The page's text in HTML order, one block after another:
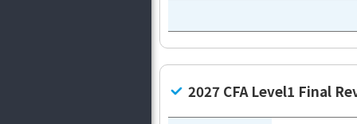
2027 CFA Level1 Final